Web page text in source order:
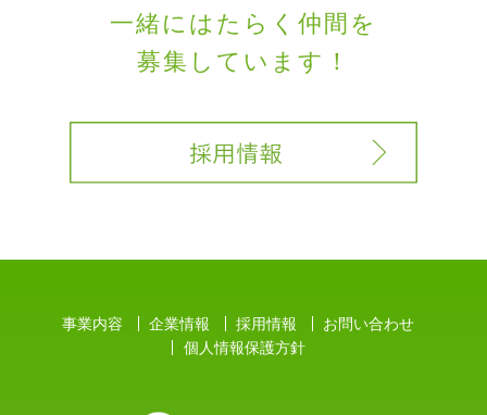
一緒にはたらく 仲間を
募集しています！
事業内容 企業情報 採用情報
お問い合わせ
個人情報保護方針